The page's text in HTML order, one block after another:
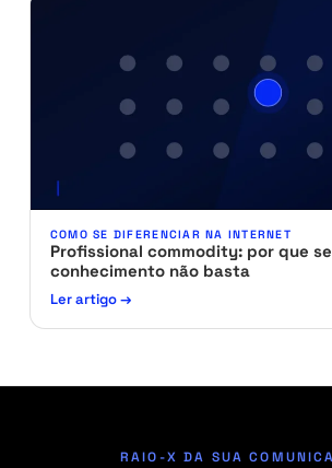
COMO SE DIFERENCIAR NA INTERNET
Profissional commodity: por que
conhecimento não basta
Ler artigo →
RAIO-X DA SUA